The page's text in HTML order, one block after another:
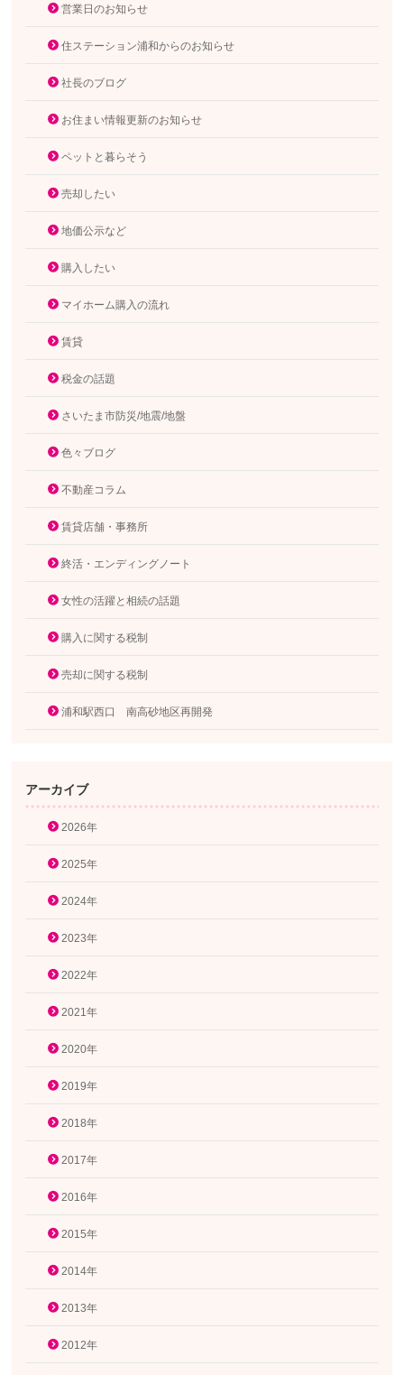
営業日のお知らせ
住ステーション浦和からのお知らせ
社長のブログ
お住まい情報更新のお知らせ
ペットと暮らそう
売却したい
地価公示など
購入したい
マイホーム購入の流れ
賃貸
税金の話題
さいたま市防災/地震/地盤
色々ブログ
不動産コラム
賃貸店舗・事務所
終活・エンディングノート
女性の活躍と相続の話題
購入に関する税制
売却に関する税制
浦和駅西口 南高砂地区再開発
アーカイブ
2026年
2025年
2024年
2023年
2022年
2021年
2020年
2019年
2018年
2017年
2016年
2015年
2014年
2013年
2012年